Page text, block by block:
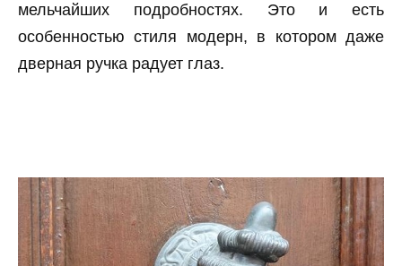
мельчайших подробностях. Это и есть
особенностью стиля модерн, в котором даже
дверная ручка радует глаз.